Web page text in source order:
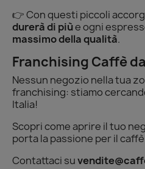
👉 Con questi piccoli
durerà di piùe ogni
massimo della qualità.
Franchising Caffè
Nessun negozio nella tua
franchising: stiamo
Italia!
Scopri come aprire il tuo
porta la passione per il
Contattaci su